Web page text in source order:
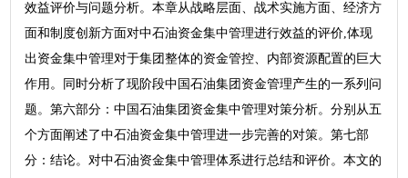
效益评价与问题分析。本章从战略层面、战术实施方面、经济方
面和制度创新方面对中石油资金集中管理进行效益的评价,体现
出资金集中管理对于集团整体的资金管控、内部资源配置的巨大
作用。同时分析了现阶段中国石油集团资金管理产生的一系列问
题。第六部分：中国石油集团资金集中管理对策分析。分别从五
个方面阐述了中石油资金集中管理进一步完善的对策。第七部
分：结论。对中石油资金集中管理体系进行总结和评价。本文的